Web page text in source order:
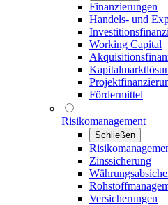
Finanzierungen
Handels- und
Working Capital
Fördermittel
Risikomanagement
Schließen
Zinssicherung
Versicherungen